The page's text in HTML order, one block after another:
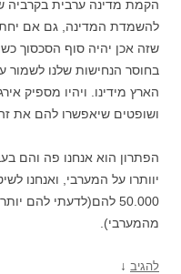
הקמת מדינה ערבית בקרביה
להשמדת המדינה, גם אם
שזה אכן יהיה סוף הסכסוך
בחוסר הנחישות שלנו לשמור
הארץ מידינו. ויהיו מספיק
ושופטים שיאפשרו להם את
הפתרון הוא אנחנו פה והם
50.000 להם(לדעתי להם
מהמערבי).
להגיב ↓